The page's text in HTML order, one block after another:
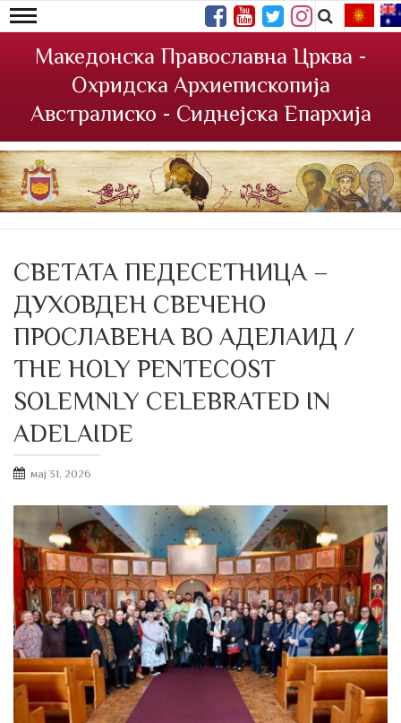
Македонска Православна Црква -
Охридска Архиепископија
Австралиско - Сиднејска Епархија
СВЕТАТА ПЕДЕСЕТНИЦА –
ДУХОВДЕН СВЕЧЕНО
ПРОСЛАВЕНА ВО АДЕЛАИД /
THE HOLY PENTECOST
SOLEMNLY CELEBRATED IN
ADELAIDE
Posted
мај 31, 2026